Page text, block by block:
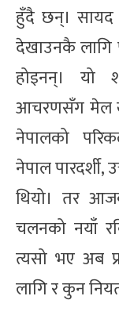
हुँदै छन्। सायद
देखाउनकै
होइनन्। यो
आचरणसँग मेल
नेपालको
नेपाल पारदर्शी,
थियो। तर
चलनको नयाँ
त्यसो भए अब
लागि र कुन